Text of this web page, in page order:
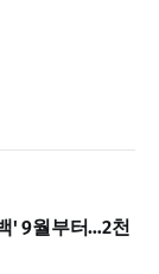
' 9월부터…2천